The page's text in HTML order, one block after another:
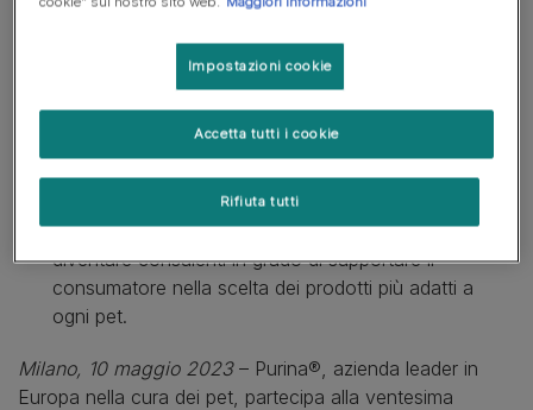
La linea Purina® Pro Plan® offre un’avanzata ed
efficace combinazione di nutrienti per supportare gli
necessità e alimenti integrativi per il loro benessere.
Purina® supporta il settore trade con il progetto
“Negozio Esperto”, iniziativa che prevede corsi di
formazione dedicati a retailer e veterinari, per
diventare consulenti in grado di supportare il
consumatore nella scelta dei prodotti più adatti a
ogni pet.
Milano, 10 maggio 2023– Purina®, azienda leader in
Europa nella cura dei pet, partecipa alla ventesima
Impostazioni cookie
Rifiuta tutti
Accetta tutti i cookie